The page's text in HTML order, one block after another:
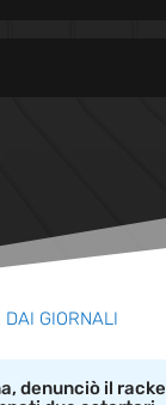
DAI GIORNALI
denunciò il